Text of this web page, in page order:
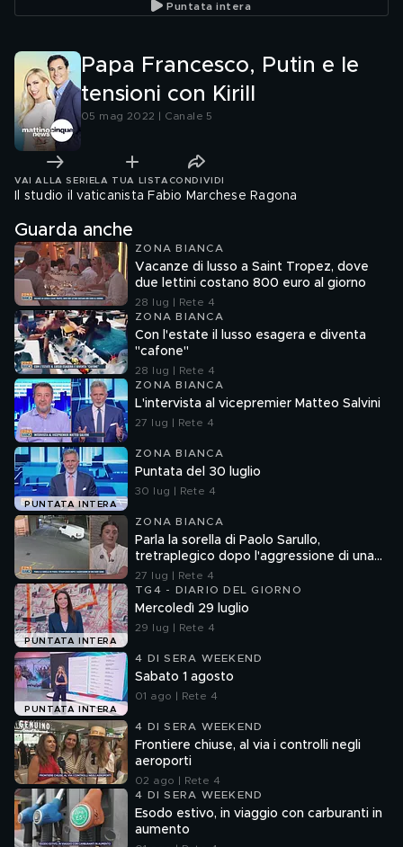
Puntata intera
Papa Francesco, Putin e le
tensioni con Kirill
05 mag 2022 | Canale 5
VAI ALLA SERIE LA TUA LISTA CONDIVIDI
Il studio il vaticanista Fabio Marchese Ragona
Guarda anche
ZONA BIANCA
Vacanze di lusso a Saint Tropez, dove
due lettini costano 800 euro al giorno
28 lug | Rete 4
ZONA BIANCA
Con l'estate il lusso esagera e diventa
"cafone"
28 lug | Rete 4
ZONA BIANCA
L'intervista al vicepremier Matteo Salvini
27 lug | Rete 4
PUNTATA INTERA
ZONA BIANCA
Puntata del 30 luglio
30 lug | Rete 4
ZONA BIANCA
Parla la sorella di Paolo Sarullo,
tretraplegico dopo l'aggressione di una
baby gang
27 lug | Rete 4
PUNTATA INTERA
TG4 - DIARIO DEL GIORNO
Mercoledì 29 luglio
29 lug | Rete 4
PUNTATA INTERA
4 DI SERA WEEKEND
Sabato 1 agosto
01 ago | Rete 4
4 DI SERA WEEKEND
Frontiere chiuse, al via i controlli negli
aeroporti
02 ago | Rete 4
4 DI SERA WEEKEND
Esodo estivo, in viaggio con carburanti in
aumento